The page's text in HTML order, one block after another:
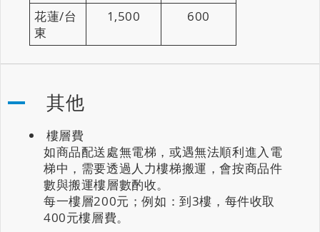
花蓮/台
東
1,500 600
其他
樓層費
如商品配送處無電梯，或遇無法順利進入電
梯中，需要透過人力樓梯搬運，會按商品件
數與搬運樓層數酌收。
每一樓層200元；例如：到3樓，每件收取
400元樓層費。